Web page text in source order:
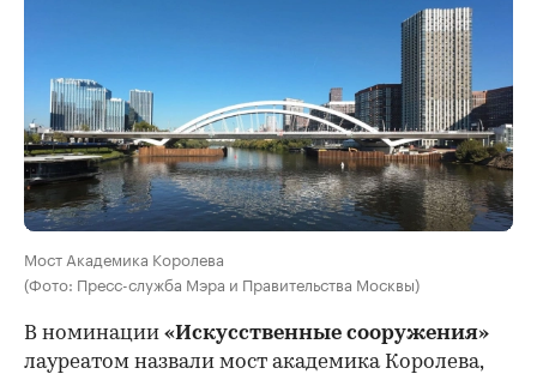
Мост Академика Королева
(Фото: Пресс-служба Мэра и Правительства Москвы)
В номинации «Искусственные сооружения»
лауреатом назвали мост академика Королева,